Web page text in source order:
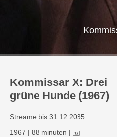
Kommissar X: Drei
grüne Hunde (1967)
Streame bis 31.12.2035
1967 | 88 minuten |